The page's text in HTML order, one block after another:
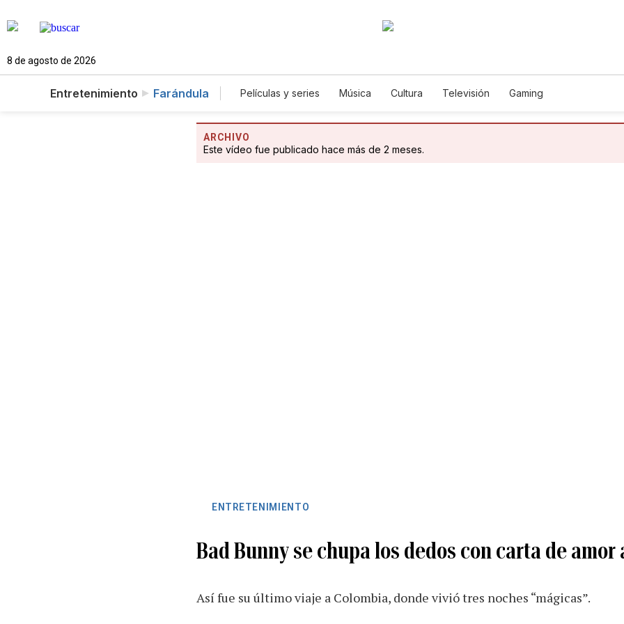
8 de agosto de 2026
Entretenimiento Farándula Películas y series Música Cultura Televisión Gaming
ARCHIVO
Este vídeo fue publicado hace más de 2 meses.
ENTRETENIMIENTO
Bad Bunny se chupa los dedos con carta de
Así fue su último viaje a Colombia, donde vivió tres noches “mágicas”.